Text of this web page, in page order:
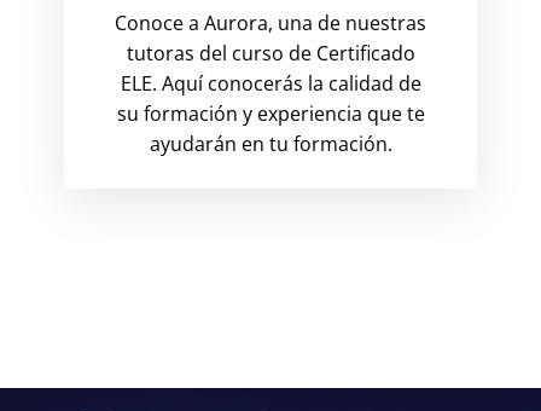
Conoce a Aurora, una de nuestras
tutoras del curso de Certificado
ELE. Aquí conocerás la calidad de
su formación y experiencia que te
ayudarán en tu formación.